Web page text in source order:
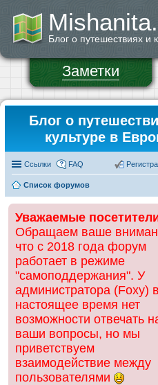
Mishanita.
Блог о путешествиях и
Заметки
Блог о
культуре в
Ссылки FAQ
Список форумов
Уважаемые
Обращаем ваше
что с 2018 года форум
работает в режиме
"самоподдержания". У
администратора (Foxy) в
настоящее время нет
возможности отвечать
ваши вопросы, но мы
приветствуем
взаимодействие между
пользователями